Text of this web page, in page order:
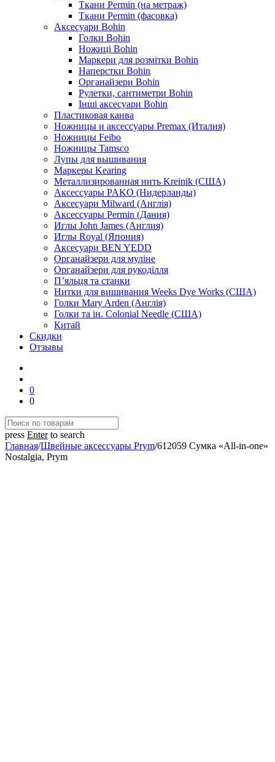
Ткани Permin (на метраж)
Ткани Permin (фасовка)
Аксесуари Bohin
Голки Bohin
Ножиці Bohin
Маркери для розмітки Bohin
Наперстки Bohin
Органайзери Bohin
Рулетки, сантиметри Bohin
Інші аксесуари Bohin
Пластиковая канва
Ножницы и аксессуары Premax (Италия)
Ножницы Feibo
Ножницы Tamsco
Лупы для вышивания
Маркеры Kearing
Металлизированная нить Kreinik (США)
Аксессуары PAKO (Нидерланды)
Аксесуари Milward (Англія)
Аксессуары Permin (Дания)
Иглы John James (Англия)
Иглы Royal (Япония)
Аксесуари BEN YEDD
Органайзери для муліне
Органайзери для рукоділля
П’яльця та станки
Нитки для вишивання Weeks Dye Works (США)
Голки Mary Arden (Англія)
Голки та ін. Colonial Needle (США)
Китай
Скидки
Отзывы
0
0
press Enterto search
Главная/Швейные аксессуары Prym/612059 Сумка «All-in-one»
Nostalgia, Prym